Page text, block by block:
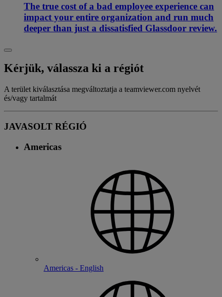
The true cost of a bad employee experience can
impact your entire organization and run much
deeper than just a dissatisfied Glassdoor review.
Kérjük, válassza ki a régiót
A terület kiválasztása megváltoztatja a teamviewer.com nyelvét
és/vagy tartalmát
JAVASOLT RÉGIÓ
Americas
Americas - English